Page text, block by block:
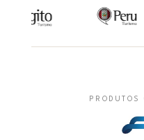
PRODUTOS